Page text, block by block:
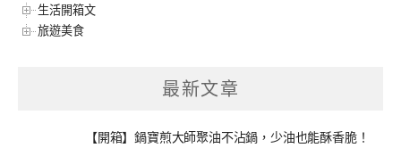
生活開箱文
旅遊美食
最新文章
【開箱】鍋寶煎大師聚油不沾鍋，少油也能酥香脆！